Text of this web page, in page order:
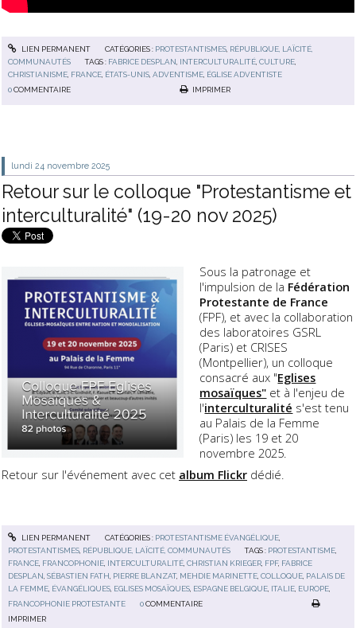
LIEN PERMANENT CATÉGORIES : PROTESTANTISMES, RÉPUBLIQUE, LAÏCITÉ,
COMMUNAUTÉS
TAGS : FABRICE DESPLAN INTERCULTURALITÉ ,CULTURE
CHRISTIANISME FRANCE ÉTATS-UNIS ,ADVENTISME ÉGLISE ADVENTISTE
0COMMENTAIRE IMPRIMER
lundi 24 novembre 2025
Retour sur le colloque "Protestantisme et
interculturalité" (19-20 nov 2025)
Sous la patronage et
l'impulsion de la Fédération
Protestante de France
(FPF), et avec la collaboration
des laboratoires GSRL
(Paris) et CRISES
(Montpellier), un colloque
consacré aux "Eglises
mosaïques" et à l'enjeu de
l'interculturalité s'est tenu
au Palais de la Femme
(Paris) les 19 et 20
novembre 2025.
Retour sur l'événement avec cet album Flickr dédié.
LIEN PERMANENT CATÉGORIES : PROTESTANTISME ÉVANGÉLIQUE,
PROTESTANTISMES RÉPUBLIQUE, LAÏCITÉ, COMMUNAUTÉS TAGS : PROTESTANTISME
FRANCE FRANCOPHONIE INTERCULTURALITÉ ,CHRISTIAN KRIEGER FPF, FABRICE
DESPLAN ,SÉBASTIEN FATH PIERRE BLANZAT, MEHDIE MARINETTE ,COLLOQUE PALAIS DE
LA FEMME ÉVANGÉLIQUES EGLISES MOSAÏQUES ESPAGNE BELGIQUE ITALIE EUROPE
FRANCOPHONIE PROTESTANTE
0 COMMENTAIRE
IMPRIMER